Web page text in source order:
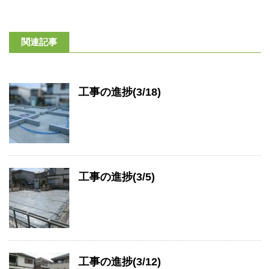
関連記事
工事の進捗(3/18)
工事の進捗(3/5)
工事の進捗(3/12)